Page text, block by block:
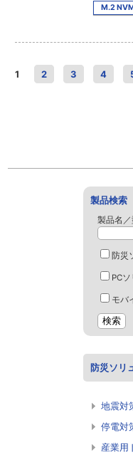
M.2
1 2 3 4
製品検索
製品名
防災
PC
モバ
防災ソリ
地震対
停電対
産業用